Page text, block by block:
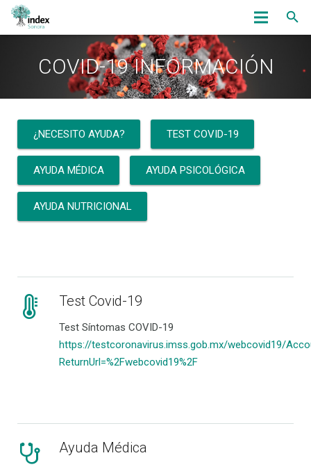
Noticias
Eventos
Contacto
COVID-19 INFORMACIÓN
¿NECESITO AYUDA? TEST COVID-19
AYUDA MÉDICA AYUDA PSICOLÓGICA
AYUDA NUTRICIONAL
Test Covid-19
Test Síntomas COVID-19
https://testcoronavirus.imss.gob.mx/webcovid19/
ReturnUrl=%2Fwebcovid19%2F
Ayuda Médica